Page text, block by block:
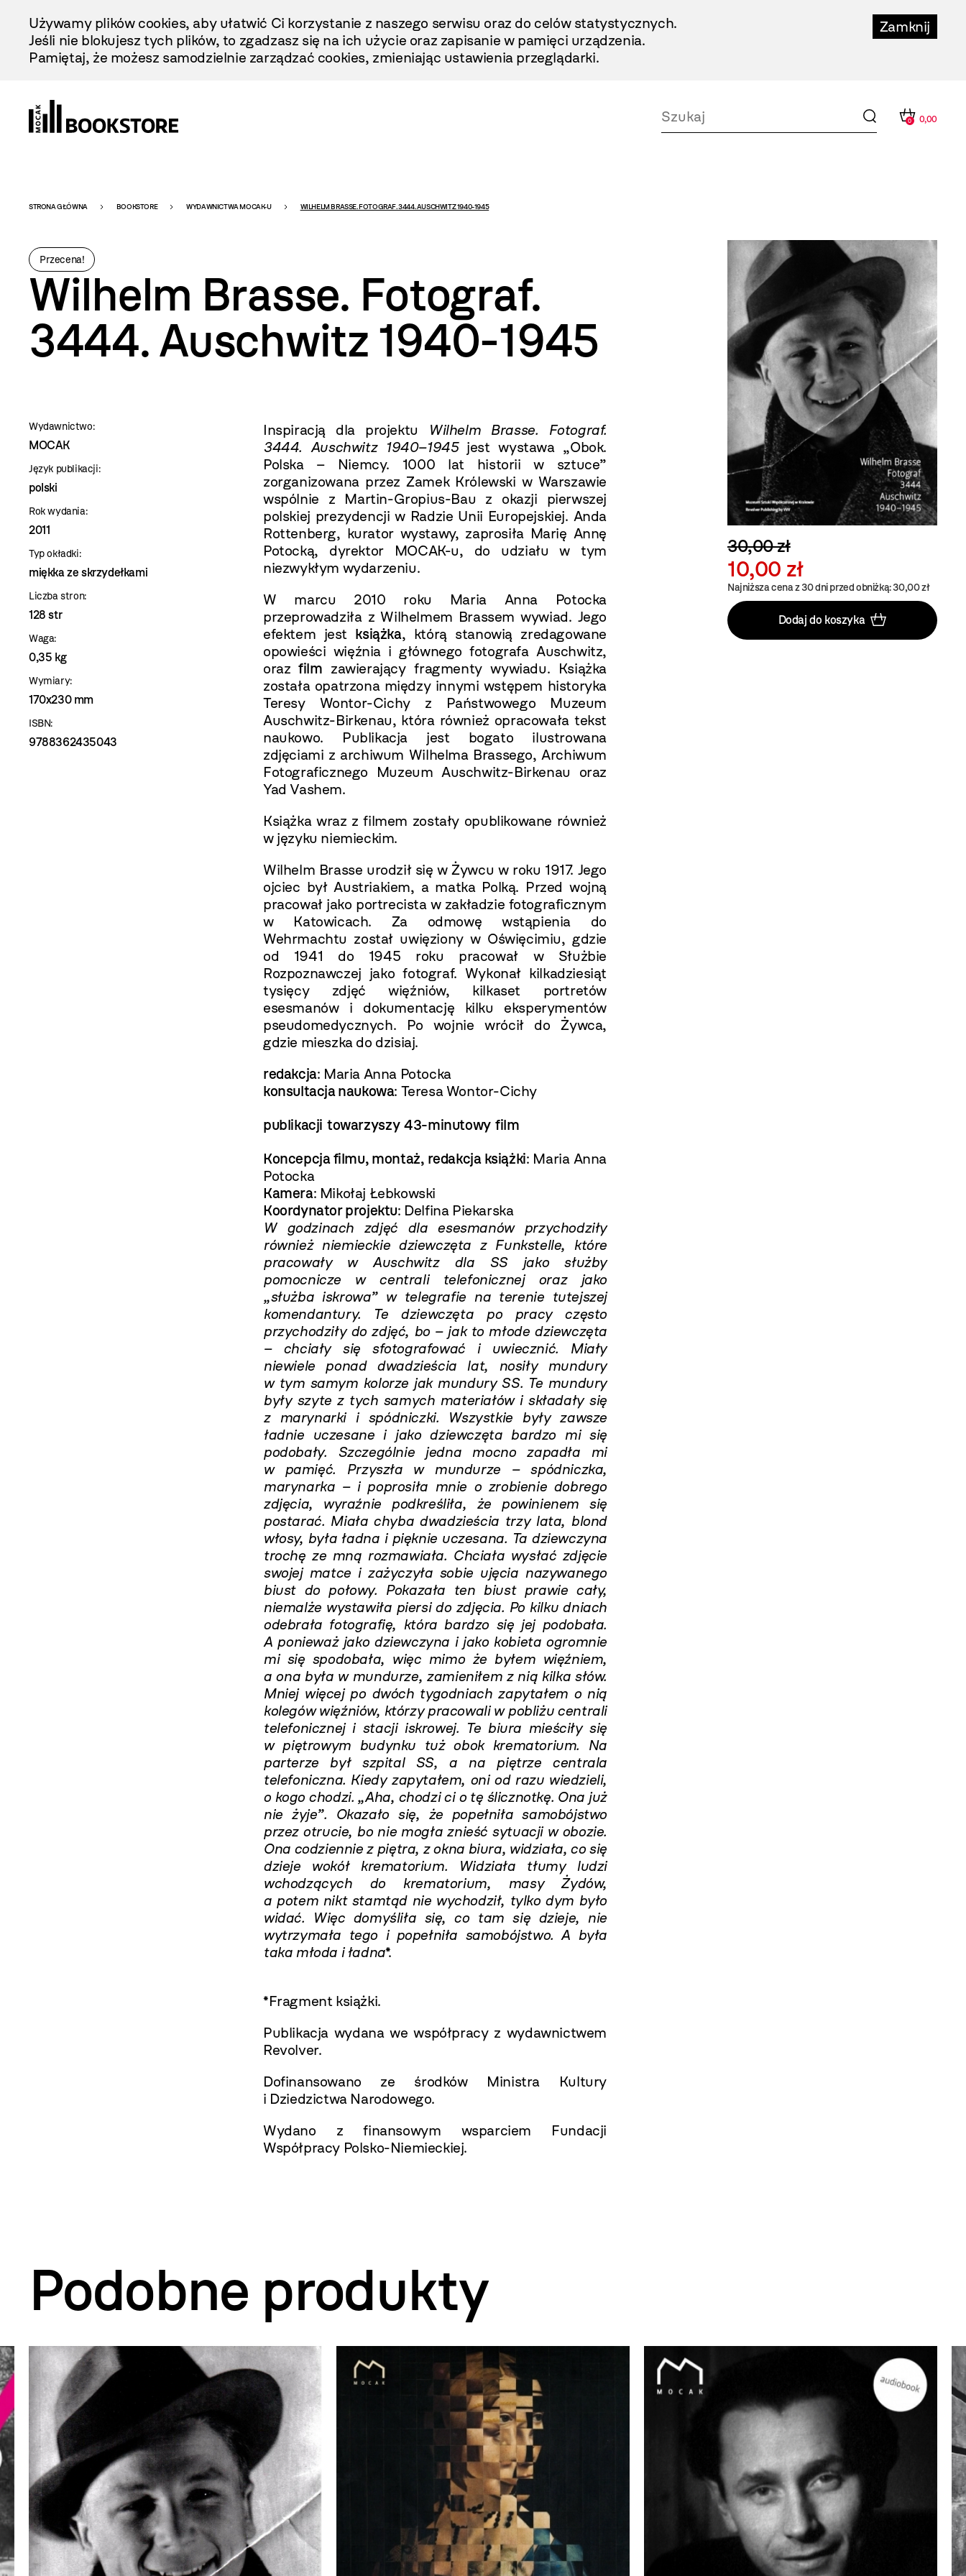
Treści
Zamknij
Używamy plików cookies, aby ułatwić Ci korzystanie z naszego serwisu oraz do celów statystycznych.
Jeśli nie blokujesz tych plików, to zgadzasz się na ich użycie oraz zapisanie w pamięci urządzenia.
Pamiętaj, że możesz samodzielnie zarządzać cookies, zmieniając ustawienia przeglądarki.
0 0,00
Bookstore
-
szablon
STRONA GŁÓWNA BOOKSTORE WYDAWNICTWA MOCAK-U WILHELM BRASSE. FOTOGRAF. 3444. AUSCHWITZ 1940-1945
Przecena!
Wilhelm Brasse. Fotograf.
3444. Auschwitz 1940-1945
Wydawnictwo:
MOCAK
Język publikacji:
polski
Rok wydania:
2011
Typ okładki:
miękka ze skrzydełkami
Liczba stron:
128 str
Waga:
0,35 kg
Wymiary:
170x230 mm
ISBN:
9788362435043
Inspiracją dla projektu
Wilhelm Brasse. Fotograf.
3444. Auschwitz 1940–1945 jest wystawa „Obok.
Polska – Niemcy. 1000 lat historii w sztuce”
zorganizowana przez Zamek Królewski w Warszawie
wspólnie z Martin-Gropius-Bau z okazji pierwszej
polskiej prezydencji w Radzie Unii Europejskiej. Anda
Rottenberg, kurator wystawy, zaprosiła Marię Annę
Potocką, dyrektor MOCAK-u, do udziału w tym
niezwykłym wydarzeniu.
W marcu 2010 roku Maria Anna Potocka
przeprowadziła z Wilhelmem Brassem wywiad. Jego
efektem jest książka, którą stanowią zredagowane
opowieści więźnia i głównego fotografa Auschwitz,
oraz film zawierający fragmenty wywiadu. Książka
została opatrzona między innymi wstępem historyka
Teresy Wontor-Cichy z Państwowego Muzeum
Auschwitz-Birkenau, która również opracowała tekst
naukowo. Publikacja jest bogato ilustrowana
zdjęciami z archiwum Wilhelma Brassego, Archiwum
Fotograficznego Muzeum Auschwitz-Birkenau oraz
Yad Vashem.
Książka wraz z filmem zostały opublikowane również
w języku niemieckim.
Wilhelm Brasse urodził się w Żywcu w roku 1917. Jego
ojciec był Austriakiem, a matka Polką. Przed wojną
pracował jako portrecista w zakładzie fotograficznym
w Katowicach. Za odmowę wstąpienia do
Wehrmachtu został uwięziony w Oświęcimiu, gdzie
od 1941 do 1945 roku pracował w Służbie
Rozpoznawczej jako fotograf. Wykonał kilkadziesiąt
tysięcy zdjęć więźniów, kilkaset portretów
esesmanów i dokumentację kilku eksperymentów
pseudomedycznych. Po wojnie wrócił do Żywca,
gdzie mieszka do dzisiaj.
redakcja: Maria Anna Potocka
konsultacja naukowa: Teresa Wontor-Cichy
publikacji towarzyszy 43-minutowy film
Koncepcja filmu, montaż, redakcja książki: Maria Anna
Potocka
Kamera: Mikołaj Łebkowski
Koordynator projektu: Delfina Piekarska
W godzinach zdjęć dla esesmanów przychodziły
również niemieckie dziewczęta z Funkstelle, które
pracowały w Auschwitz dla SS jako służby
pomocnicze w centrali telefonicznej oraz jako
„służba iskrowa” w telegrafie na terenie tutejszej
komendantury. Te dziewczęta po pracy często
przychodziły do zdjęć, bo – jak to młode dziewczęta
– chciały się sfotografować i uwiecznić. Miały
niewiele ponad dwadzieścia lat, nosiły mundury
w tym samym kolorze jak mundury SS. Te mundury
były szyte z tych samych materiałów i składały się
z marynarki i spódniczki. Wszystkie były zawsze
ładnie uczesane i jako dziewczęta bardzo mi się
podobały. Szczególnie jedna mocno zapadła mi
w pamięć. Przyszła w mundurze – spódniczka,
marynarka – i poprosiła mnie o zrobienie dobrego
zdjęcia, wyraźnie podkreśliła, że powinienem się
postarać. Miała chyba dwadzieścia trzy lata, blond
włosy, była ładna i pięknie uczesana. Ta dziewczyna
trochę ze mną rozmawiała. Chciała wysłać zdjęcie
swojej matce i zażyczyła sobie ujęcia nazywanego
biust do połowy. Pokazała ten biust prawie cały,
niemalże wystawiła piersi do zdjęcia. Po kilku dniach
odebrała fotografię, która bardzo się jej podobała.
A ponieważ jako dziewczyna i jako kobieta ogromnie
mi się spodobała, więc mimo że byłem więźniem,
a ona była w mundurze, zamieniłem z nią kilka słów.
Mniej więcej po dwóch tygodniach zapytałem o nią
kolegów więźniów, którzy pracowali w pobliżu centrali
telefonicznej i stacji iskrowej. Te biura mieściły się
w piętrowym budynku tuż obok krematorium. Na
parterze był szpital SS, a na piętrze centrala
telefoniczna. Kiedy zapytałem, oni od razu wiedzieli,
o kogo chodzi. „Aha, chodzi ci o tę ślicznotkę. Ona już
nie żyje”. Okazało się, że popełniła samobójstwo
przez otrucie, bo nie mogła znieść sytuacji w obozie.
Ona codziennie z piętra, z okna biura, widziała, co się
dzieje wokół krematorium. Widziała tłumy ludzi
wchodzących do krematorium, masy Żydów,
a potem nikt stamtąd nie wychodził, tylko dym było
widać. Więc domyśliła się, co tam się dzieje, nie
wytrzymała tego i popełniła samobójstwo. A była
taka młoda i ładna*.
*Fragment książki.
Publikacja wydana we współpracy z wydawnictwem
Revolver.
Dofinansowano ze środków Ministra Kultury
i Dziedzictwa Narodowego.
Wydano z finansowym wsparciem Fundacji
Współpracy Polsko-Niemieckiej.
30,00 zł
10,00 zł
Najniższa cena z 30 dni przed obniżką: 30,00 zł
Dodaj do koszyka
Podobne produkty